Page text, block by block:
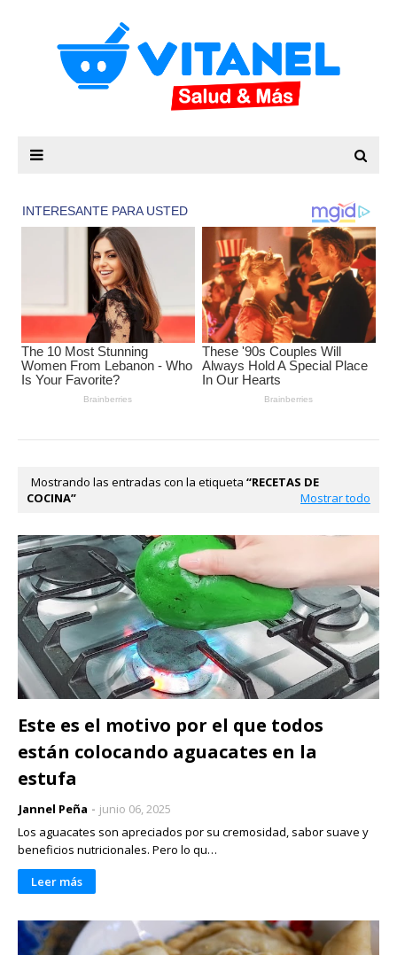
Mostrando las entradas con la etiqueta
RECETAS DE
COCINA
Mostrar todo
Este es el motivo por el que todos
están colocando aguacates en la
estufa
Jannel Peña
junio 06, 2025
Los aguacates son apreciados por su cremosidad, sabor suave y
beneficios nutricionales. Pero lo qu…
Leer más